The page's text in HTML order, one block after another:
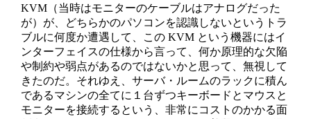
KVM（当時はモニターのケーブルはアナログだった
が）が、どちらかのパソコンを認識しないというトラ
ブルに何度か遭遇して、この KVM という機器にはイ
ンターフェイスの仕様から言って、何か原理的な欠陥
や制約や弱点があるのではないかと思って、無視して
きたのだ。それゆえ、サーバ・ルームのラックに積ん
であるマシンの全てに１台ずつキーボードとマウスと
モニターを接続するという、非常にコストのかかる面